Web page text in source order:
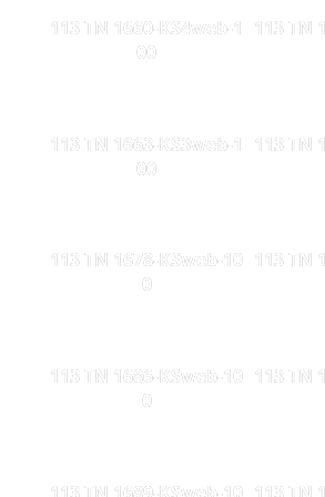
113 TN 1660-KS4web-1
00
113 TN
113 TN 1663-KS3web-1
00
113 TN
113 TN 1678-KSweb-10
0
113 TN
113 TN 1686-KSweb-10
0
113 TN